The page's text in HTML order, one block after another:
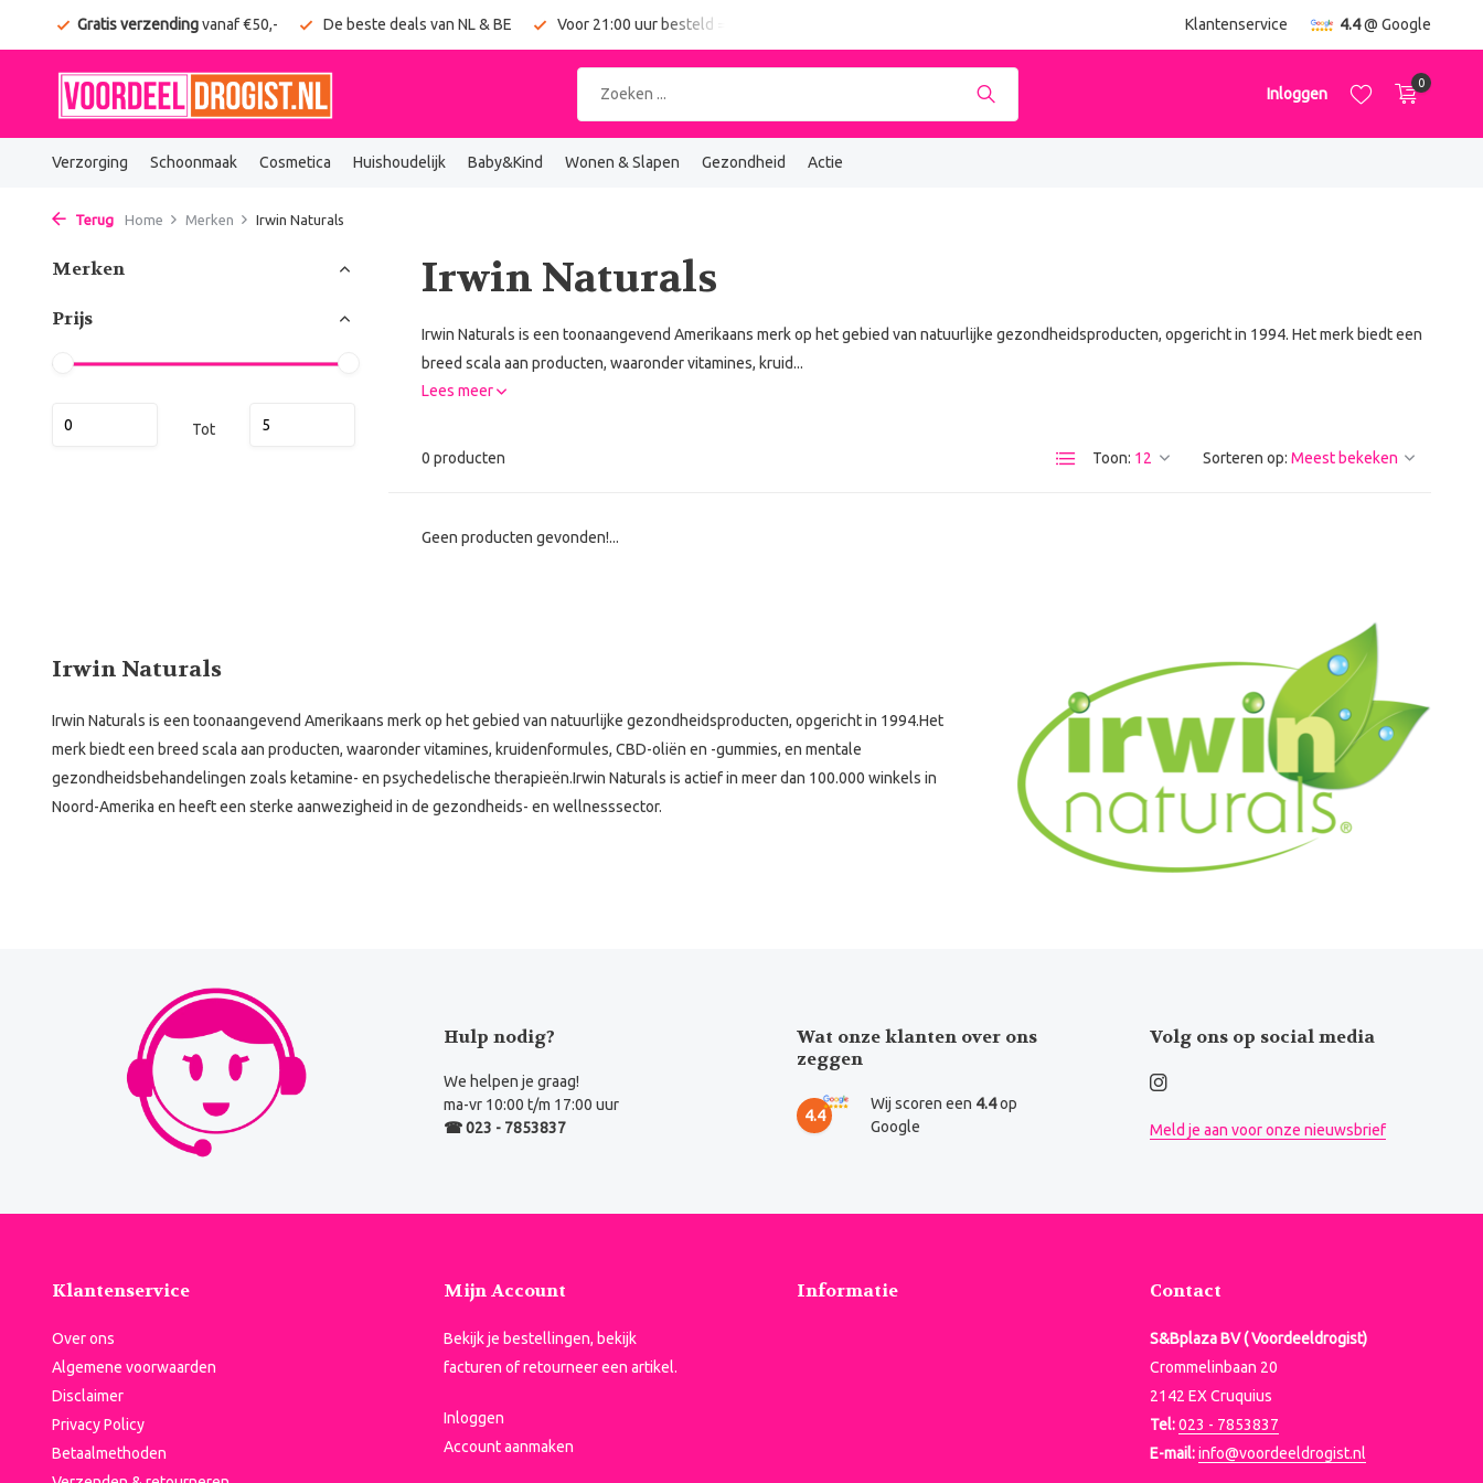
Gratis verzendingvanaf €50,- De beste deals van NL & BE Voor 21:00 uur besteld = vandaag verzonden Klantenservice 4.4@ Google
Inloggen
0
Verzorging Schoonmaak Cosmetica Huishoudelijk Baby&Kind Wonen & Slapen Gezondheid Actie
Terug Home Merken Irwin Naturals
Merken
Prijs
Tot
Irwin Naturals
Irwin Naturals is een toonaangevend Amerikaans merk op het gebied van natuurlijke gezondheidsproducten, opgericht in 1994. Het merk biedt een
breed scala aan producten, waaronder vitamines, kruid...
Lees meer
0 producten Toon: Sorteren op:
Geen producten gevonden!...
Irwin Naturals
Irwin Naturals is een toonaangevend Amerikaans merk op het gebied van natuurlijke gezondheidsproducten, opgericht in 1994.Het
merk biedt een breed scala aan producten, waaronder vitamines, kruidenformules, CBD-oliën en -gummies, en mentale
gezondheidsbehandelingen zoals ketamine- en psychedelische therapieën.Irwin Naturals is actief in meer dan 100.000 winkels in
Noord-Amerika en heeft een sterke aanwezigheid in de gezondheids- en wellnesssector.
Hulp nodig?
We helpen je graag!
ma-vr 10:00 t/m 17:00 uur
☎ 023 - 7853837
Wat onze klanten over ons
zeggen
4.4
Wij scoren een 4.4op
Google
Volg ons op social media
Meld je aan voor onze nieuwsbrief
Klantenservice
Over ons
Algemene voorwaarden
Disclaimer
Privacy Policy
Betaalmethoden
Mijn Account
Bekijk je bestellingen, bekijk
facturen of retourneer een artikel.
Inloggen
Account aanmaken
Informatie Contact
S&Bplaza BV ( Voordeeldrogist)
Crommelinbaan 20
2142 EX Cruquius
Tel:023 - 7853837
E-mail:info@voordeeldrogist.nl